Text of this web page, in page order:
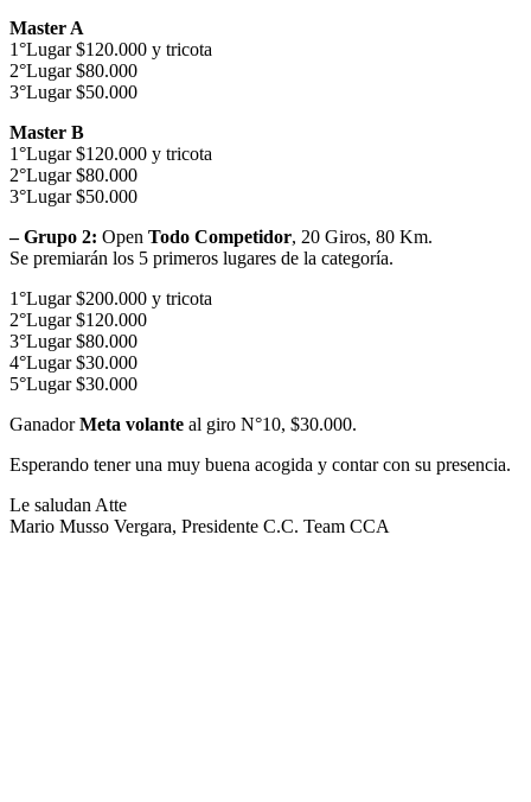
Master A
1°Lugar $120.000 y tricota
2°Lugar $80.000
3°Lugar $50.000
Master B
1°Lugar $120.000 y tricota
2°Lugar $80.000
3°Lugar $50.000
– Grupo 2: Open Todo Competidor, 20 Giros, 80 Km.
Se premiarán los 5 primeros lugares de la categoría.
1°Lugar $200.000 y tricota
2°Lugar $120.000
3°Lugar $80.000
4°Lugar $30.000
5°Lugar $30.000
GanadorMeta volante al giro N°10, $30.000.
Esperando tener una muy buena acogida y contar con su presencia.
Le saludan Atte
Mario Musso Vergara, Presidente C.C. Team CCA